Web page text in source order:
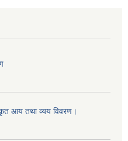
आय तथा व्यय विवरण।